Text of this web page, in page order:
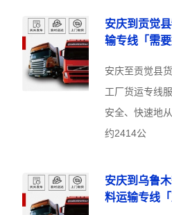
安庆到贡觉
输专线「需要
安庆至贡觉县
工厂货运专线
安全、快速地
约2414公
安庆到乌鲁
料运输专线「